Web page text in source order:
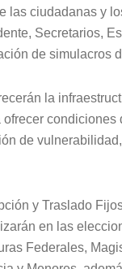
las ciudadanas y
Secretarios,
de simulacros
la
de
y Traslado
en las
Federales,